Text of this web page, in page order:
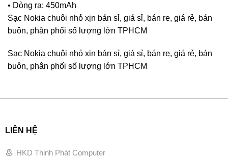
• Dòng ra: 450mAh
Sạc Nokia chuôi nhỏ xịn bán sỉ, giá sỉ, bán re, giá rẻ, bán
buôn, phân phối số lượng lớn TPHCM
Sạc Nokia chuôi nhỏ xịn bán sỉ, giá sỉ, bán re, giá rẻ, bán
buôn, phân phối số lượng lớn TPHCM
LIÊN HỆ
HKD Thịnh Phát Computer